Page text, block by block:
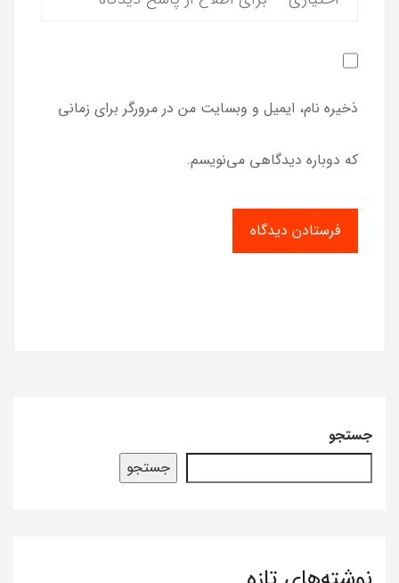
ذخیره نام، ایمیل و وبسایت من در مرورگر برای زمانی
که دوباره دیدگاهی می‌نویسم.
جستجو
جستجو